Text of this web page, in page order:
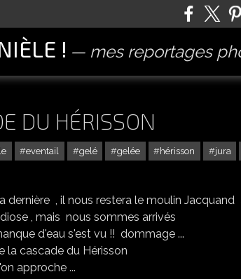
! mes reportages
DU HÉRISSON
eventail gelé gelée hérisson jura
dernière , il nous restera le moulin Jacquand
, mais nous sommes arrivés
d'eau s'est vu !! dommage ...
approche ...